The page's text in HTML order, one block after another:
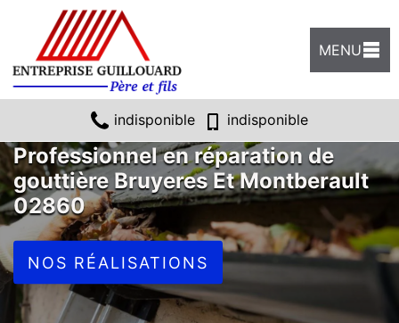
MENU
indisponible indisponible
Professionnel en réparation de
gouttière Bruyeres Et Montberault
02860
NOS RÉALISATIONS